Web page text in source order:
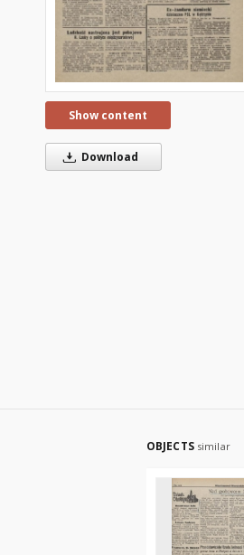
Show content
Download
OBJECTS similar